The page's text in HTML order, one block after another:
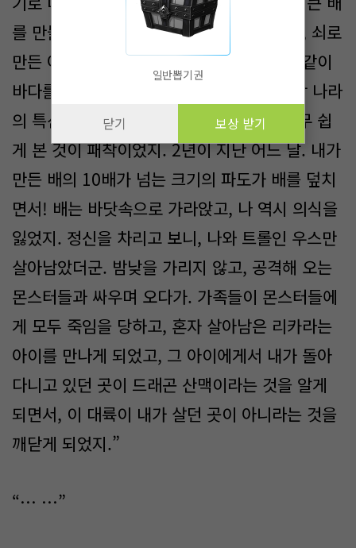
를 만들었지. 어떠한 충격에도 견딜 수 있는, 쇠로
만든 아주 큰 배를 만들어서 나의 가신들과 같이
바다를 항해했다네! 3년치 식량과 식수에 각 나라
의 특산품까지 가지고 떠났지만, 바다를 너무 쉽
게 본 것이 패착이었지. 2년이 지난 어느 날. 내가
만든 배의 10배가 넘는 크기의 파도가 배를 덮치
면서! 배는 바닷속으로 가라앉고, 나 역시 의식을
잃었지. 정신을 차리고 보니, 나와 트롤인 우스만
살아남았더군. 밤낮을 가리지 않고, 공격해 오는
몬스터들과 싸우며 오다가. 가족들이 몬스터들에
게 모두 죽임을 당하고, 혼자 살아남은 리카라는
아이를 만나게 되었고, 그 아이에게서 내가 돌아
다니고 있던 곳이 드래곤 산맥이라는 것을 알게
되면서, 이 대륙이 내가 살던 곳이 아니라는 것을
깨닫게 되었지.”
“… …”
일반뽑기권
닫기 보상 받기